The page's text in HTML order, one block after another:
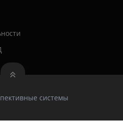
системы